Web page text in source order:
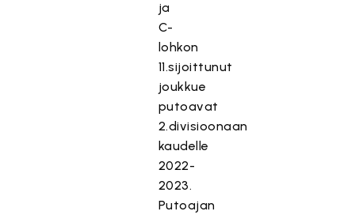
ja
C-
lohkon
11.sijoittunut
joukkue
putoavat
2.divisioonaan
kaudelle
2022-
2023.
Putoajan